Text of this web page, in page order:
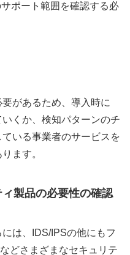
ポート範囲を確認する必
があるため、導入時に
くか、検知パターンのチ
いる事業者のサービスを
ます。
製品の必要性の確認
は、IDS/IPSの他にもフ
どさまざまなセキュリテ